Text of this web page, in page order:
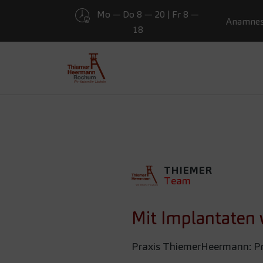
Zum Hauptinhalt springen
Mo — Do 8 — 20 | Fr 8 —
18
Presse
MIT
ESSEN
THIEMER
Team
Mit Implantaten
Praxis ThiemerHeermann: